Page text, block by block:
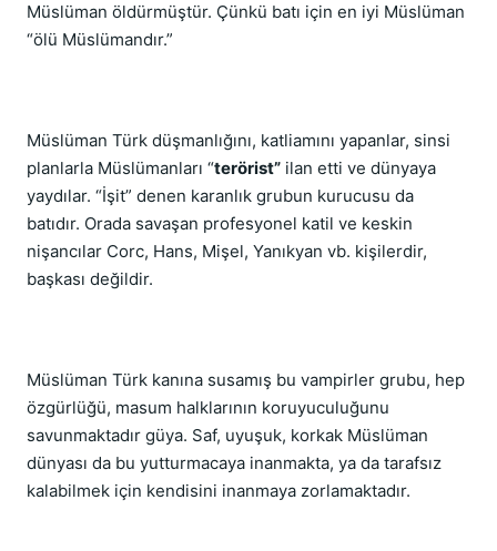
Müslüman öldürmüştür. Çünkü batı için en iyi Müslüman
“ölü Müslümandır.”
Müslüman Türk düşmanlığını, katliamını yapanlar, sinsi
planlarla Müslümanları “terörist” ilan etti ve dünyaya
yaydılar. “İşit” denen karanlık grubun kurucusu da
batıdır. Orada savaşan profesyonel katil ve keskin
nişancılar Corc, Hans, Mişel, Yanıkyan vb. kişilerdir,
başkası değildir.
Müslüman Türk kanına susamış bu vampirler grubu, hep
özgürlüğü, masum halklarının koruyuculuğunu
savunmaktadır güya. Saf, uyuşuk, korkak Müslüman
dünyası da bu yutturmacaya inanmakta, ya da tarafsız
kalabilmek için kendisini inanmaya zorlamaktadır.